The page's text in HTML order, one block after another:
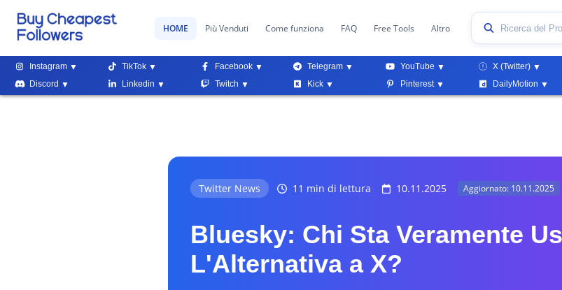
HOME Più Venduti Come funziona FAQ Free Tools Altro
Instagram TikTok Facebook Telegram YouTube X (Twitter)
Discord
Linkedin Twitch Kick Pinterest DailyMotion
Twitter News 11 min di lettura 10.11.2025 Aggiornato: 10.11.2025
Bluesky: Chi Sta Veramente
L'Alternativa a X?